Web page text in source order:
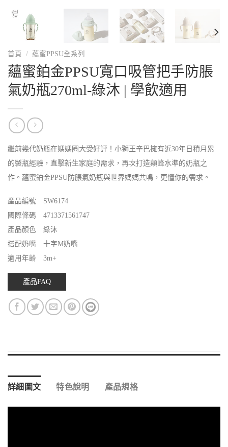
首頁 / 蘊蜜PPSU全系列
蘊蜜鉑金PPSU寬口吸管把手防脹
氣奶瓶270ml-綠沐 | 學飲適用
繼前幾代奶瓶在媽媽圈大受好評！小獅王辛巴擁有近30年日積月累
的製瓶經驗，直擊新生家庭的需求，再次打造顛峰水準的奶瓶之
作。蘊蜜鉑金PPSU防脹氣奶瓶與世界媽媽共鳴，更懂你的需求。
產品編號 SW6174
國際條碼 4713371561747
產品顏色 綠沐
搭配奶嘴 十字M奶嘴
適用年齡 3m+
產品FAQ
詳細圖文 特色說明 產品規格